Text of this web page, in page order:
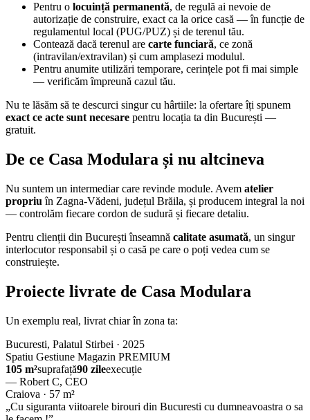
Pentru o locuință permanentă, de regulă ai nevoie de
autorizație de construire, exact ca la orice casă — în funcție de
regulamentul local (PUG/PUZ) și de terenul tău.
Contează dacă terenul are carte funciară, ce zonă
(intravilan/extravilan) și cum amplasezi modulul.
Pentru anumite utilizări temporare, cerințele pot fi mai simple
— verificăm împreună cazul tău.
Nu te lăsăm să te descurci singur cu hârtiile: la ofertare îți spunem
exact ce acte sunt necesare pentru locația ta din București —
gratuit.
De ce Casa Modulara și nu altcineva
Nu suntem un intermediar care revinde module. Avem atelier
propriu în Zagna-Vădeni, județul Brăila, și producem integral la noi
— controlăm fiecare cordon de sudură și fiecare detaliu.
Pentru clienții din București înseamnă calitate asumată, un singur
interlocutor responsabil și o casă pe care o poți vedea cum se
construiește.
Proiecte livrate de Casa Modulara
Un exemplu real, livrat chiar în zona ta:
Bucuresti, Palatul Stirbei · 2025
Spatiu Gestiune Magazin PREMIUM
105 m²suprafață90 zileexecuție
— Robert C, CEO
Craiova · 57 m²
„Cu siguranta viitoarele birouri din Bucuresti cu dumneavoastra o sa